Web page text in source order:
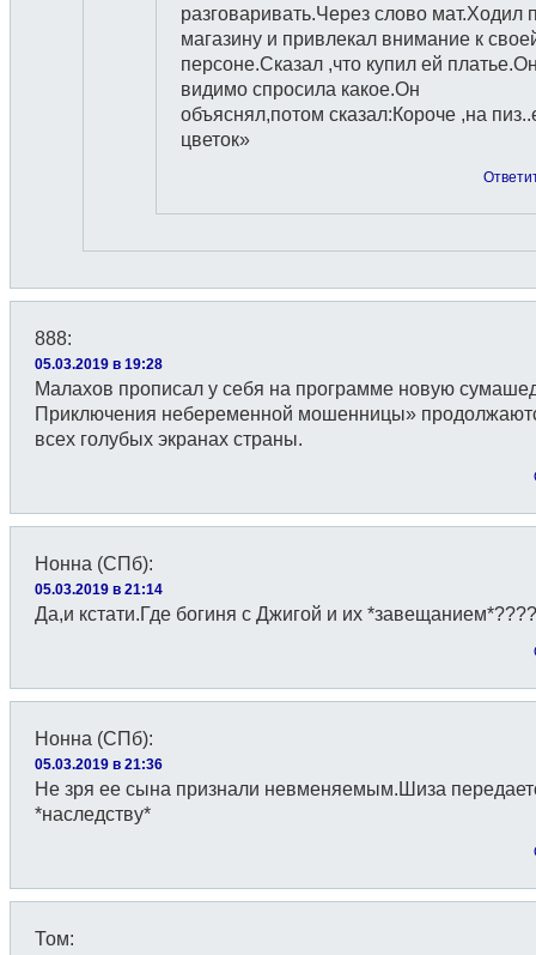
разговаривать.Через слово мат.Ходил
магазину и привлекал внимание к
персоне.Сказал ,что купил ей
видимо спросила какое.Он
объяснял,потом сказал:Короче ,на
цветок»
888:
05.03.2019 в 19:28
Малахов прописал у себя на программе новую
Приключения небеременной мошенницы»
всех голубых экранах страны.
Нонна (СПб):
05.03.2019 в 21:14
Да,и кстати.Где богиня с Джигой и их
Нонна (СПб):
05.03.2019 в 21:36
Не зря ее сына признали невменяемым.Шиза
*наследству*
Том: